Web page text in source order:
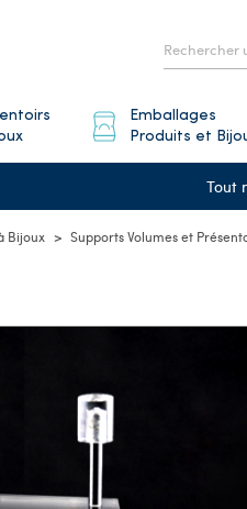
Emballages
Produits et
Tout
Bijoux Supports Volumes et